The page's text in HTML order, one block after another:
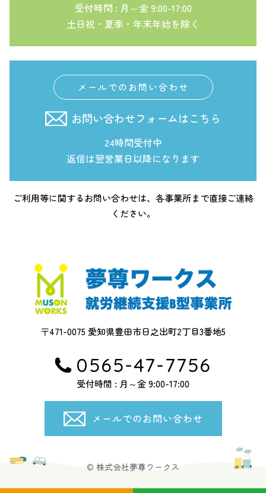
受付時間 : 月～金 9:00-17:00
土日祝・夏季・年末年始を除く
メールでのお問い合わせ
お問い合わせフォームはこちら
24時間受付中
返信は翌営業日以降になります
ご利用等に関するお問い合わせは、各事業所まで直接ご連絡
ください。
〒471-0075 愛知県豊田市日之出町2丁目3番地5
0565-47-7756
受付時間 : 月～金 9:00-17:00
メールでのお問い合わせ
© 株式会社夢尊ワークス